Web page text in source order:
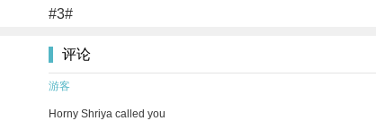
#3#
评论
游客
Horny Shriya called you